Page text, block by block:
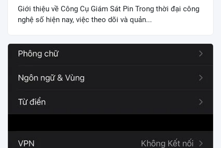
Giới thiệu về Công Cụ Giám Sát Pin Trong thời đại công
nghệ số hiện nay, việc theo dõi và quản...